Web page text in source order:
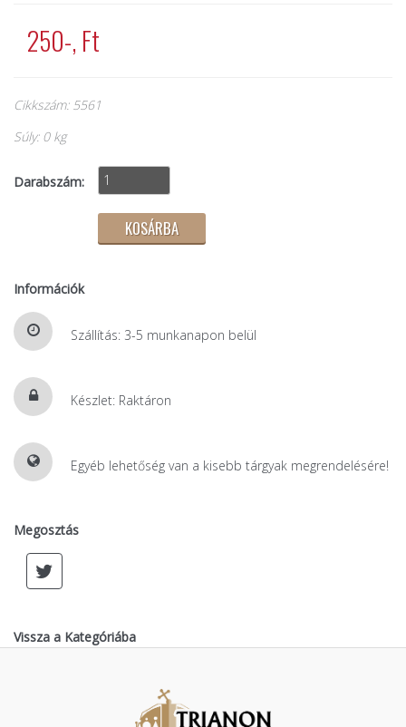
250-, Ft
Cikkszám: 5561
Súly: 0 kg
Darabszám:
Információk
Szállítás: 3-5 munkanapon belül
Készlet: Raktáron
Egyéb lehetőség van a kisebb tárgyak megrendelésére!
Megosztás
Vissza a Kategóriába